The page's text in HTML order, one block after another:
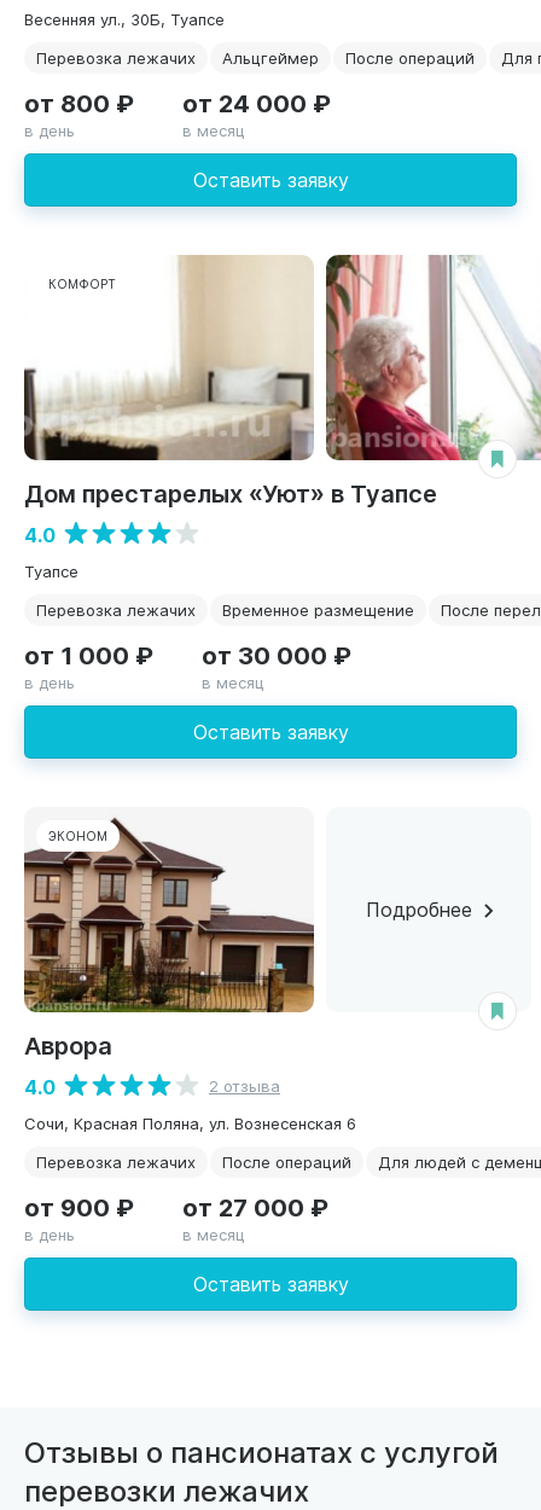
Весенняя ул., 30Б, Туапсе
Перевозка лежачих
Альцгеймер После операций Для
Оставить заявку
от 800 ₽
в день
от 24 000 ₽
в месяц
КОМФОРТ
Дом престарелых «Уют» в Туапсе
4.0
Туапсе
Перевозка лежачих
Временное размещение После
Оставить заявку
от 1 000 ₽
в день
от 30 000 ₽
в месяц
ЭКОНОМ
Подробнее
Аврора
4.0
2 отзыва
Сочи, Красная Поляна, ул. Вознесенская 6
Перевозка лежачих
После операций Для людей с
Оставить заявку
от 900 ₽
в день
от 27 000 ₽
в месяц
Отзывы о пансионатах с услугой
перевозки лежачих